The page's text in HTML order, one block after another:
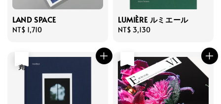
LAND SPACE
Regular
NT$ 1,710
LUMIÈRE ルミエール
Regular
NT$ 3,130